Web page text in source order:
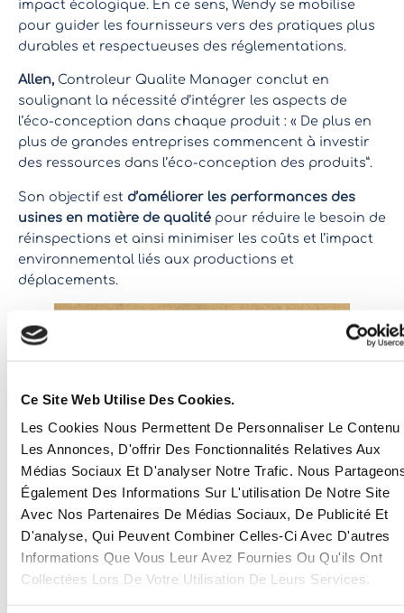
Ce Site Web Utilise Des Cookies.
Les Cookies Nous Permettent De Personnaliser Le Contenu
Les Annonces, D'offrir Des Fonctionnalités Relatives Aux
Médias Sociaux Et D'analyser Notre Trafic. Nous
Également Des Informations Sur L'utilisation De Notre Site
Avec Nos Partenaires De Médias Sociaux, De Publicité Et
D'analyse, Qui Peuvent Combiner Celles-Ci Avec D'autres
Informations Que Vous Leur Avez Fournies Ou Qu'ils Ont
Collectées Lors De Votre Utilisation De Leurs Services.
impact écologique. En ce sens, Wendy se mobilise
pour guider les fournisseurs vers des pratiques plus
durables et respectueuses des réglementations.
Allen, Controleur Qualite Manager conclut en
soulignant la nécessité d’intégrer les aspects de
l’éco-conception dans chaque produit : « De plus en
plus de grandes entreprises commencent à investir
des ressources dans l’éco-conception des produits”.
Son objectif est d’améliorer les performances des
usines en matière de qualité pour réduire le besoin de
réinspections et ainsi minimiser les coûts et l’impact
environnemental liés aux productions et
déplacements.
S’engager pour un avenir
plus vert avec l’éco-
conception